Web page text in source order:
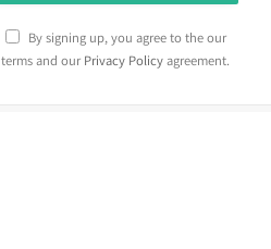
By signing up, you agree to the our
terms and our Privacy Policyagreement.